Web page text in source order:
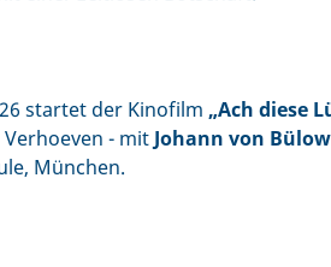
startet der Kinofilm „Ach diese
- mit Johann von Bülow
München.